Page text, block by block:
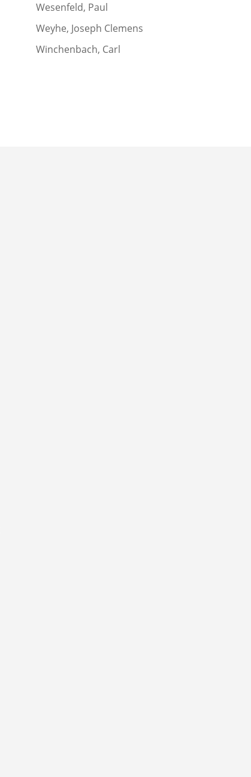
Wesenfeld, Paul
Weyhe, Joseph Clemens
Winchenbach, Carl